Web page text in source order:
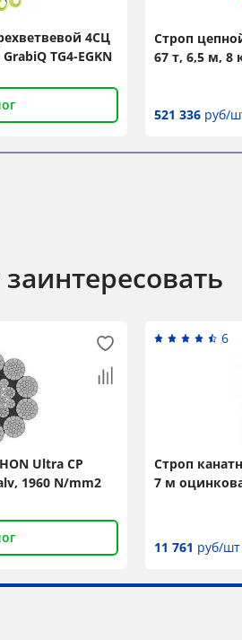
4СЦ
TG4-EGKN
Строп
67 т, 6,5 м, 8
521 336 руб/
Ultra CP
1960 N/mm2
6
Строп
7 м
11 761 руб/шт